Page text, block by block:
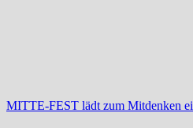
MITTE-FEST lädt zum Mitdenken